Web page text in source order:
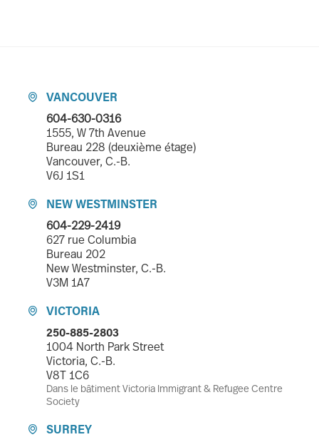

VANCOUVER
604-630-0316
1555, W 7th Avenue
Bureau 228 (deuxième étage)
Vancouver, C.-B.
V6J 1S1

NEW WESTMINSTER
604-229-2419
627 rue Columbia
Bureau 202
New Westminster, C.-B.
V3M 1A7

VICTORIA
250-885-2803
1004 North Park Street
Victoria, C.-B.
V8T 1C6
Dans le bâtiment Victoria Immigrant & Refugee Centre
Society

SURREY